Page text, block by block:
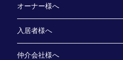
オーナー様へ
入居者様へ
仲介会社様へ